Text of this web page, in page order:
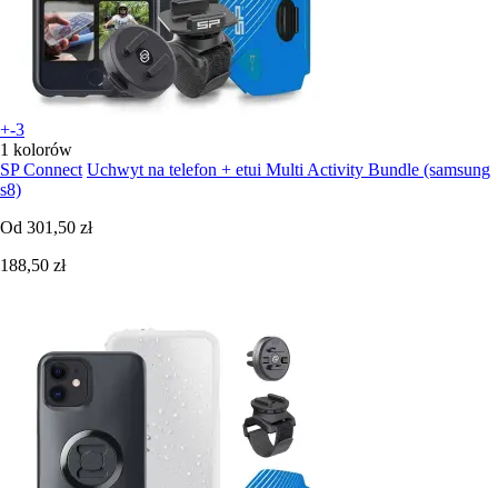
+-3
1 kolorów
SP Connect Uchwyt na telefon + etui Multi Activity Bundle (samsung
s8)
Od 301,50 zł
188,50 zł